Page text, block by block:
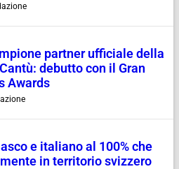
partner ufficiale della
debutto con il Gran
Awards
e italiano al 100% che
in territorio svizzero